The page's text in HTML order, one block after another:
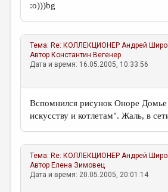
:о)))bg
Тема: Re: КОЛЛЕКЦИОНЕР Андрей
Автор Константин Вегенер
Дата и время: 16.05.2005, 10:33:56
Вспомнился рисунок Оноре
искусству и котлетам". Жаль, в
Тема: Re: КОЛЛЕКЦИОНЕР Андрей
Автор Елена Зимовец
Дата и время: 20.05.2005, 20:01:14